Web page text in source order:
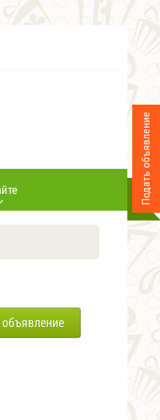
Подать объявление